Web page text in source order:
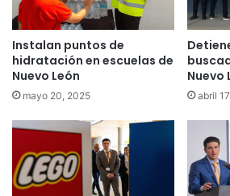
Instalan puntos de
hidratación en escuelas de
Nuevo León
mayo 20, 2025
Nuevo
abril